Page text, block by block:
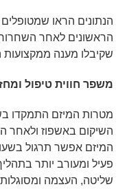
הנתונים הראו
הראשונים לאחר
שקיבלו מענה ממקצועות
משפר חווית טיפול
מטרות המיזם התמקדו
השיקום באשפוז ולאחר
המיזם אפשר תרגול
פעיל ומעורב יותר
שליטה, העצמה